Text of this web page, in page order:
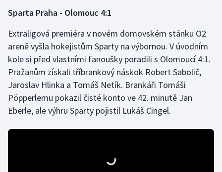
Sparta Praha - Olomouc 4:1
Extraligová premiéra v novém domovském stánku O2
areně vyšla hokejistům Sparty na výbornou. V úvodním
kole si před vlastními fanoušky poradili s Olomoucí 4:1.
Pražanům získali tříbrankový náskok Robert Sabolič,
Jaroslav Hlinka a Tomáš Netík. Brankáři Tomáši
Pöpperlemu pokazil čisté konto ve 42. minutě Jan
Eberle, ale výhru Sparty pojistil Lukáš Cingel.